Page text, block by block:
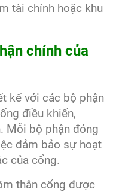
tài chính hoặc khu
chính của
kế với các bộ phận
điều khiển,
Mỗi bộ phận đóng
đảm bảo sự hoạt
của cổng.
thân cổng được